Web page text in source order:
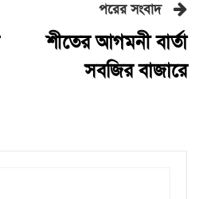
পরের সংবাদ
শীতের আগমনী বার্তা
সবজির বাজারে